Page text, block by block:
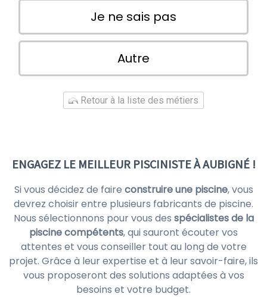
Je ne sais pas
Autre
Retour à la liste des métiers
ENGAGEZ LE MEILLEUR PISCINISTE À AUBIGNÉ !
Si vous décidez de faire construire une piscine, vous
devrez choisir entre plusieurs fabricants de piscine.
Nous sélectionnons pour vous des spécialistes de la
piscine compétents, qui sauront écouter vos
attentes et vous conseiller tout au long de votre
projet. Grâce à leur expertise et à leur savoir-faire, ils
vous proposeront des solutions adaptées à vos
besoins et votre budget.